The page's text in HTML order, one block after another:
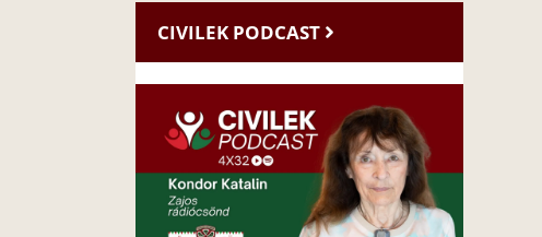
CIVILEK PODCAST